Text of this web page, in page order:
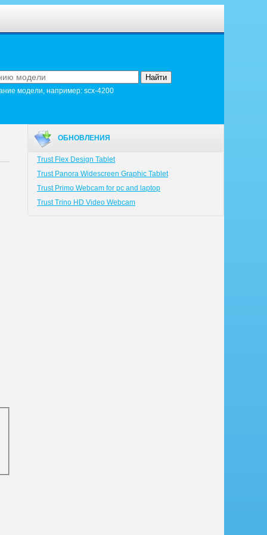
модели, например: scx-4200
ОБНОВЛЕНИЯ
Trust Flex Design Tablet
Trust Panora Widescreen Graphic Tablet
Trust Primo Webcam for pc and laptop
Trust Trino HD Video Webcam